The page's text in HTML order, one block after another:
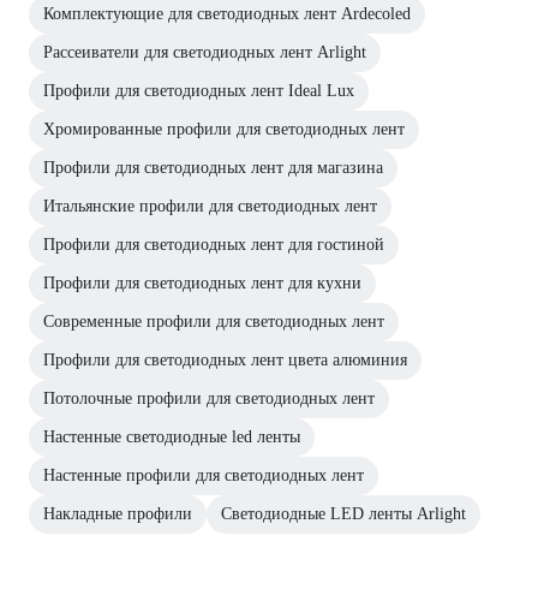
Комплектующие для светодиодных лент Ardecoled
Рассеиватели для светодиодных лент Arlight
Профили для светодиодных лент Ideal Lux
Хромированные профили для светодиодных лент
Профили для светодиодных лент для магазина
Итальянские профили для светодиодных лент
Профили для светодиодных лент для гостиной
Профили для светодиодных лент для кухни
Современные профили для светодиодных лент
Профили для светодиодных лент цвета алюминия
Потолочные профили для светодиодных лент
Настенные светодиодные led ленты
Настенные профили для светодиодных лент
Накладные профили Светодиодные LED ленты Arlight